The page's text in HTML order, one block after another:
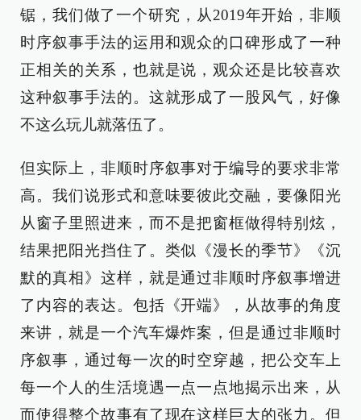
锯，我们做了一个研究，从2019年开始，非顺
时序叙事手法的运用和观众的口碑形成了一种
正相关的关系，也就是说，观众还是比较喜欢
这种叙事手法的。这就形成了一股风气，好像
不这么玩儿就落伍了。
但实际上，非顺时序叙事对于编导的要求非常
高。我们说形式和意味要彼此交融，要像阳光
从窗子里照进来，而不是把窗框做得特别炫，
结果把阳光挡住了。类似《漫长的季节》《沉
默的真相》这样，就是通过非顺时序叙事增进
了内容的表达。包括《开端》，从故事的角度
来讲，就是一个汽车爆炸案，但是通过非顺时
序叙事，通过每一次的时空穿越，把公交车上
每一个人的生活境遇一点一点地揭示出来，从
而使得整个故事有了现在这样巨大的张力。但